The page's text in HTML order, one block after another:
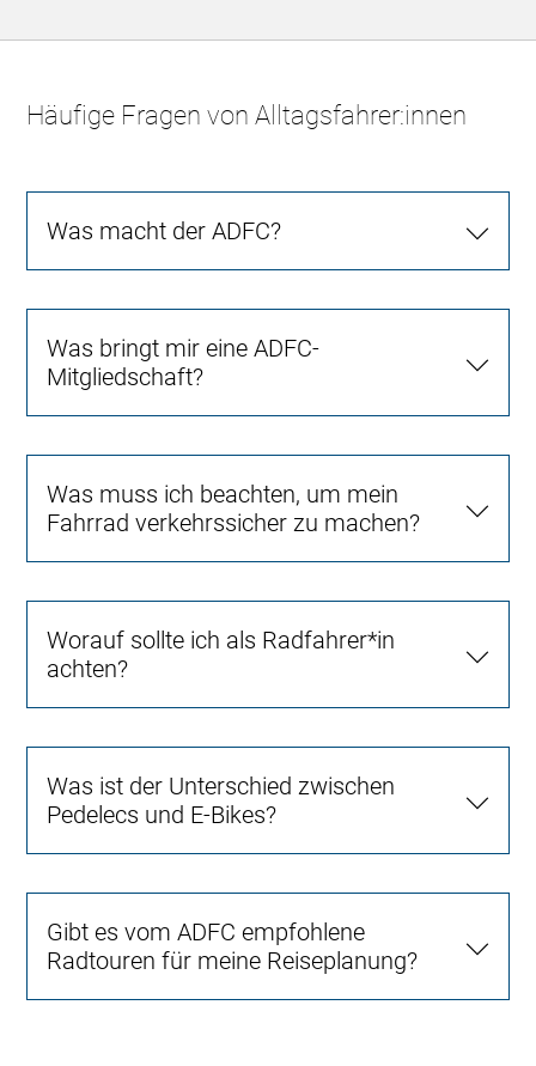
Häufige Fragen von Alltagsfahrer:innen
Was macht der ADFC?
Was bringt mir eine ADFC-
Mitgliedschaft?
Was muss ich beachten, um mein
Fahrrad verkehrssicher zu machen?
Worauf sollte ich als Radfahrer*in
achten?
Was ist der Unterschied zwischen
Pedelecs und E-Bikes?
Gibt es vom ADFC empfohlene
Radtouren für meine Reiseplanung?